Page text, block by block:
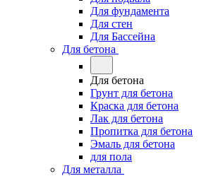
Для фундамента
Для стен
Для Бассейна
Для бетона
Для бетона
Грунт для бетона
Краска для бетона
Лак для бетона
Пропитка для бетона
Эмаль для бетона
для пола
Для металла